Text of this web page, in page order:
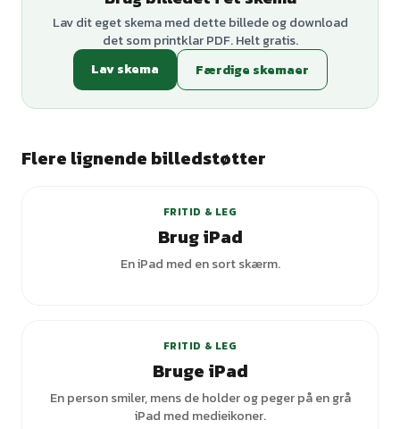
Lav dit eget skema med dette billede og download
det som printklar PDF. Helt gratis.
Lav skema
Færdige skemaer
Flere lignende billedstøtter
FRITID & LEG
Brug iPad
En iPad med en sort skærm.
FRITID & LEG
Bruge iPad
En person smiler, mens de holder og peger på en grå
iPad med medieikoner.